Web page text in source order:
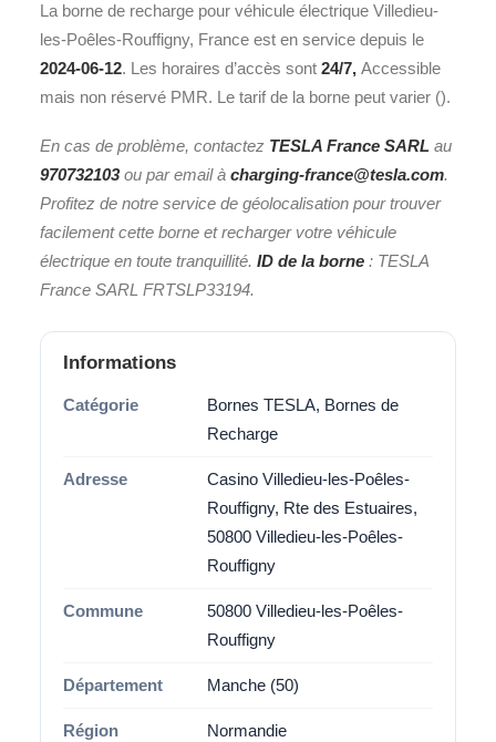
La borne de recharge pour véhicule électrique Villedieu-
les-Poêles-Rouffigny, France est en service depuis le
2024-06-12. Les horaires d’accès sont 24/7, Accessible
mais non réservé PMR. Le tarif de la borne peut varier ().
En cas de problème, contactez TESLA France SARL au
970732103ou par email à charging-france@tesla.com.
Profitez de notre service de géolocalisation pour trouver
facilement cette borne et recharger votre véhicule
électrique en toute tranquillité. ID de la borne : TESLA
France SARL FRTSLP33194.
Informations
Catégorie
Bornes TESLA, Bornes de
Recharge
Adresse
Casino Villedieu-les-Poêles-
Rouffigny, Rte des Estuaires,
50800 Villedieu-les-Poêles-
Rouffigny
Commune
50800 Villedieu-les-Poêles-
Rouffigny
Département Manche (50)
Région Normandie